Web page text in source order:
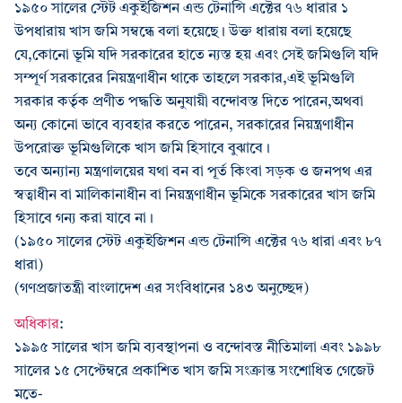
১৯৫০ সালের স্টেট একুইজিশন এন্ড টেনান্সি এক্টের ৭৬ ধারার ১
উপধারায় খাস জমি সম্বন্ধে বলা হয়েছে। উক্ত ধারায় বলা হয়েছে
যে,কোনো ভূমি যদি সরকারের হাতে ন্যস্ত হয় এবং সেই জমিগুলি যদি
সম্পূর্ণ সরকারের নিয়ন্ত্রণাধীন থাকে তাহলে সরকার,এই ভূমিগুলি
সরকার কর্তৃক প্রণীত পদ্ধতি অনুযায়ী বন্দোবস্ত দিতে পারেন,অথবা
অন্য কোনো ভাবে ব্যবহার করতে পারেন, সরকারের নিয়ন্ত্রণাধীন
উপরোক্ত ভূমিগুলিকে খাস জমি হিসাবে বুঝাবে।
তবে অন্যান্য মন্ত্রণালয়ের যথা বন বা পূর্ত কিংবা সড়ক ও জনপথ এর
স্বত্বাধীন বা মালিকানাধীন বা নিয়ন্ত্রণাধীন ভূমিকে সরকারের খাস জমি
হিসাবে গন্য করা যাবে না।
(১৯৫০ সালের স্টেট একুইজিশন এন্ড টেনান্সি এক্টের ৭৬ ধারা এবং ৮৭
ধারা)
(গণপ্রজাতন্ত্রী বাংলাদেশ এর সংবিধানের ১৪৩ অনুচ্ছেদ)
অধিকার:
১৯৯৫ সালের খাস জমি ব্যবস্থাপনা ও বন্দোবস্ত নীতিমালা এবং ১৯৯৮
সালের ১৫ সেপ্টেম্বরে প্রকাশিত খাস জমি সংক্রান্ত সংশোধিত গেজেট
মতে-